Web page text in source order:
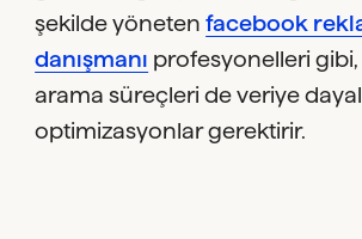
şekilde yönetenfacebook
danışmanı profesyonelleri
arama süreçleri de veriye
optimizasyonlar gerektirir.